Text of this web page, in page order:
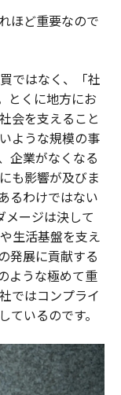
ほど重要なので
ではなく、「社
とくに地方にお
会を支えること
ような規模の事
企業がなくなる
も影響が及びま
るわけではない
メージは決して
生活基盤を支え
発展に貢献する
ような極めて重
ではコンプライ
いるのです。